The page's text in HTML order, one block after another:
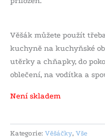
Věšák můžete použít
kuchyně na kuchyňské
utěrky a chňapky, do
oblečení, na vodítka a
Není skladem
Kategorie: Věšáčky, Vše